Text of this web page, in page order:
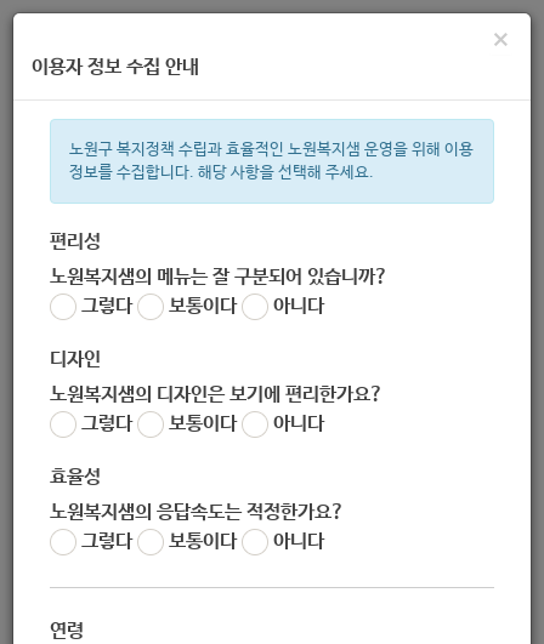
주간 인기검색어
한눈으로 보는 복지 정보
×
이용자 정보 수집 안내
노원구 복지정책 수립과 효율적인 노원복지샘 운영을 위해 이용
정보를 수집합니다. 해당 사항을 선택해 주세요.
편리성
노원복지샘의 메뉴는 잘 구분되어 있습니까?
그렇다
보통이다 아니다
디자인
노원복지샘의 디자인은 보기에 편리한가요?
그렇다
보통이다 아니다
효율성
노원복지샘의 응답속도는 적정한가요?
그렇다
보통이다 아니다
연령
[아동청소년과] 노원구 아동급식 꿈나무 카드 가맹점 현황 안내
(2020.11.기준)
작성자 노원 복지샘
작성일 2020-11-27 16:16